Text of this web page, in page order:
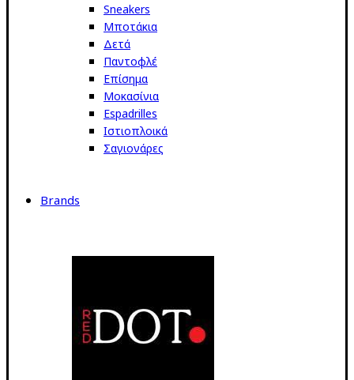
Sneakers
Μποτάκια
Δετά
Παντοφλέ
Επίσημα
Μοκασίνια
Espadrilles
Ιστιοπλοικά
Σαγιονάρες
Brands